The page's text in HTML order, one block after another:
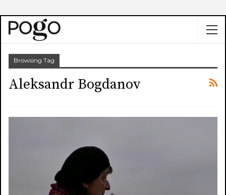
Browsing Tag
Aleksandr Bogdanov